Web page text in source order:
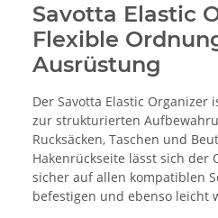
Savotta Elastic
Flexible
Ausrüstung
Der Savotta Elastic Organizer
zur strukturierten
Rucksäcken, Taschen und
Hakenrückseite lässt sich der
sicher auf allen kompatiblen
befestigen und ebenso leicht